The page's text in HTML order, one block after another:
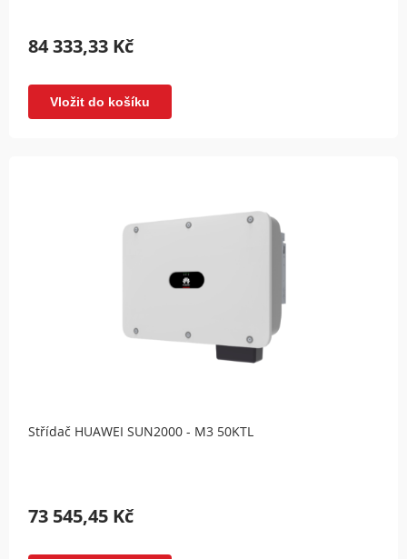
84 333,33 Kč
Vložit do košíku
Střídač HUAWEI SUN2000 - M3 50KTL
73 545,45 Kč